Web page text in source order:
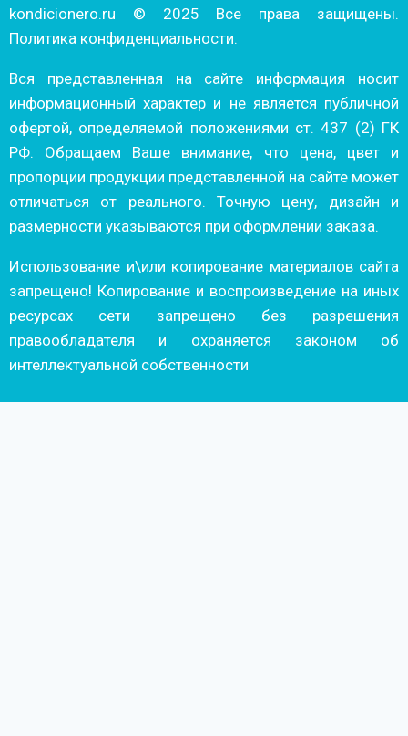
kondicionero.ru © 2025 Все права защищены.
Политика конфиденциальности.
Вся представленная на сайте информация носит
информационный характер и не является публичной
офертой, определяемой положениями ст. 437 (2) ГК
РФ. Обращаем Ваше внимание, что цена, цвет и
пропорции продукции представленной на сайте может
отличаться от реального. Точную цену, дизайн и
размерности указываются при оформлении заказа.
Использование и\или копирование материалов сайта
запрещено! Копирование и воспроизведение на иных
ресурсах сети запрещено без разрешения
правообладателя и охраняется законом об
интеллектуальной собственности